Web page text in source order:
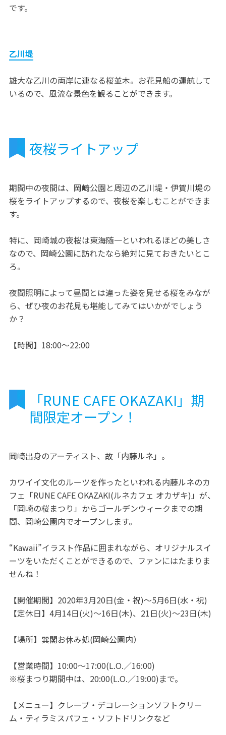
です。
乙川堤
雄大な乙川の両岸に連なる桜並木。お花見船の運航して
いるので、風流な景色を観ることができます。
夜桜ライトアップ
期間中の夜間は、岡崎公園と周辺の乙川堤・伊賀川堤の
桜をライトアップするので、夜桜を楽しむことができま
す。
特に、岡崎城の夜桜は東海随一といわれるほどの美しさ
なので、岡崎公園に訪れたなら絶対に見ておきたいとこ
ろ。
夜間照明によって昼間とは違った姿を見せる桜をみなが
ら、ぜひ夜のお花見も堪能してみてはいかがでしょう
か？
【時間】18:00～22:00
「RUNE CAFE OKAZAKI」期
間限定オープン！
岡崎出身のアーティスト、故「内藤ルネ」。
カワイイ文化のルーツを作ったといわれる内藤ルネのカ
フェ「RUNE CAFE OKAZAKI(ルネカフェ オカザキ)」が、
「岡崎の桜まつり」からゴールデンウィークまでの期
間、岡崎公園内でオープンします。
“Kawaii”イラスト作品に囲まれながら、オリジナルスイ
ーツをいただくことができるので、ファンにはたまりま
せんね！
【開催期間】2020年3月20日(金・祝)～5月6日(水・祝)
【定休日】4月14日(火)～16日(木)、21日(火)～23日(木)
【場所】巽閣お休み処(岡崎公園内）
【営業時間】10:00～17:00(L.O.／16:00)
※桜まつり期間中は、20:00(L.O.／19:00)まで。
【メニュー】クレープ・デコレーションソフトクリー
ム・ティラミスパフェ・ソフトドリンクなど